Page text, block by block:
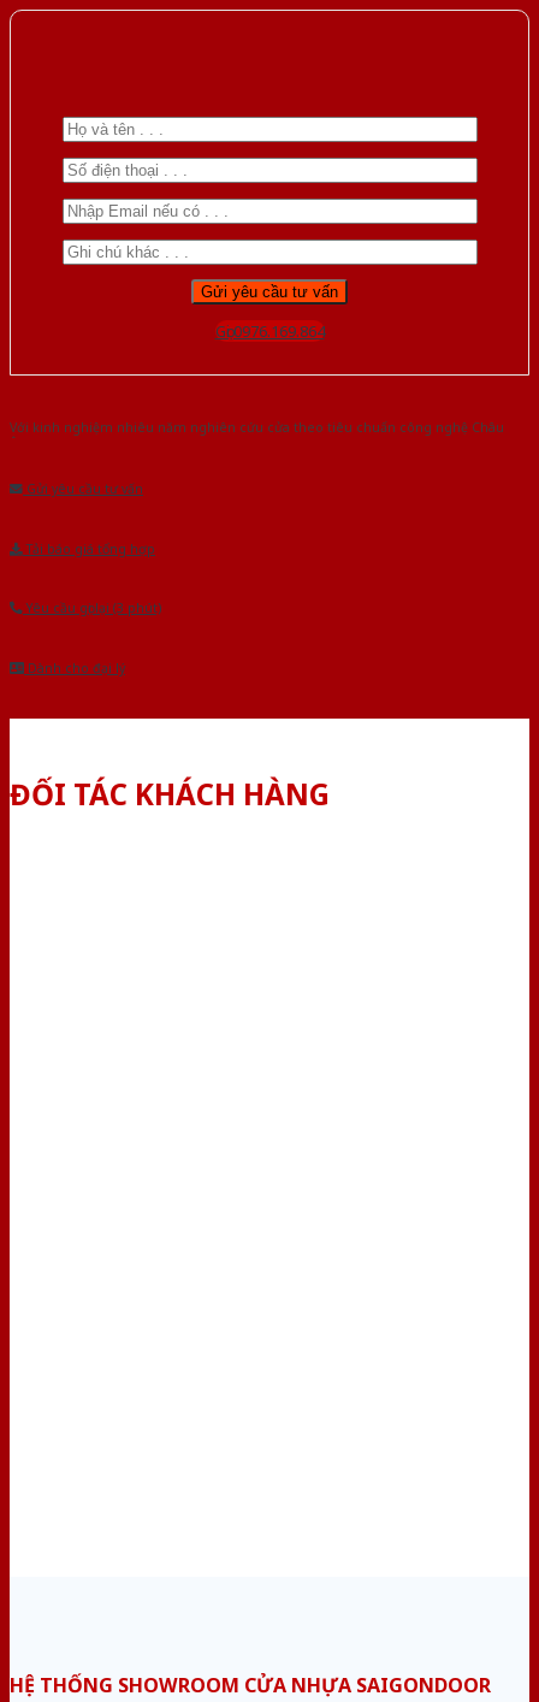
Gọi 0976.169.864
Với kinh nghiệm nhiêu năm nghiên cứu cửa theo tiêu chuẩn công nghệ Châu
Âu.Chúng tôi tự tin là nhà sản xuất & cung cấp hàng đầu tại Việt Nam!
Gửi yêu cầu tư vấn
Tải báo giá tổng hợp
Yêu cầu gọi lại (3 phút)
Dành cho đại lý
ĐỐI TÁC KHÁCH HÀNG
HỆ THỐNG SHOWROOM CỬA NHỰA SAIGONDOOR